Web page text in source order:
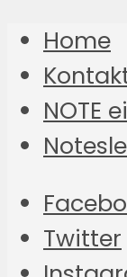
Home
NOTE
Twitter